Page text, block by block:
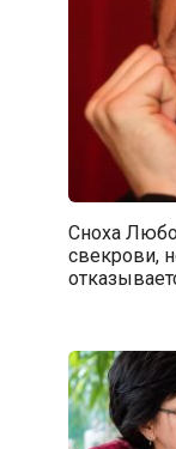
Сноха
свекрови,